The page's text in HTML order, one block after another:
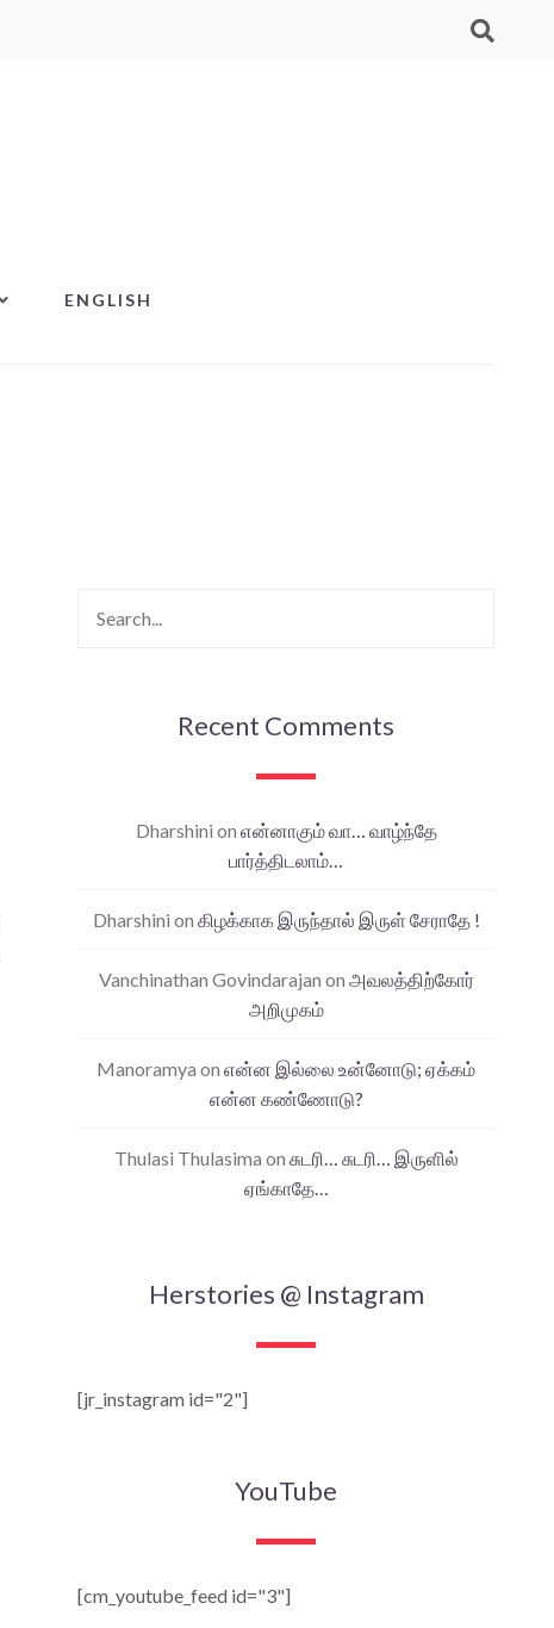
ENGLISH
Recent Comments
Dharshini on என்னாகும் வா… வாழ்ந்தே
பார்த்திடலாம்…
Dharshini on கிழக்காக இருந்தால் இருள் சேராதே !
Vanchinathan Govindarajan on அவலத்திற்கோர்
அறிமுகம்
Manoramya on என்ன இல்லை உன்னோடு; ஏக்கம்
என்ன கண்ணோடு?
Thulasi Thulasima on சுடரி… சுடரி… இருளில்
ஏங்காதே…
Herstories @ Instagram
[jr_instagram id="2"]
YouTube
[cm_youtube_feed id="3"]